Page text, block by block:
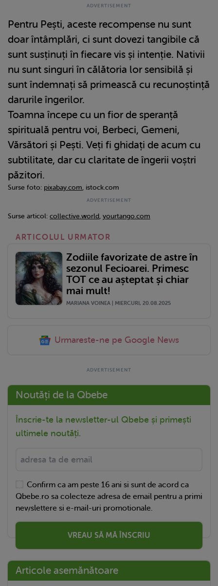
Pentru Pești, aceste recompense nu sunt
doar întâmplări, ci sunt dovezi tangibile că
sunt susținuți în fiecare vis și intenție. Nativii
nu sunt singuri în călătoria lor sensibilă și
sunt îndemnați să primească cu recunoștință
darurile îngerilor.
Toamna începe cu un fior de speranță
spirituală pentru voi, Berbeci, Gemeni,
Vărsători și Pești. Veți fi ghidați de acum cu
subtilitate, dar cu claritate de îngerii voștri
păzitori.
Surse foto: pixabay.com, istock.com
Surse articol: collective.world , yourtango.com
ARTICOLUL URMATOR
Zodiile favorizate de astre în
sezonul Fecioarei. Primesc
TOT ce au așteptat și chiar
mai mult!
MARIANA VOINEA | MIERCURI, 20.08.2025
Urmareste-ne pe Google News
Noutăți de la Qbebe
Înscrie-te la newsletter-ul Qbebe și primești
ultimele noutăți.
Confirm ca am peste 16 ani si sunt de acord ca
Qbebe.ro sa colecteze adresa de email pentru a primi
newslettere si e-mail-uri promotionale.
VREAU SĂ MĂ ÎNSCRIU
Articole asemănătoare